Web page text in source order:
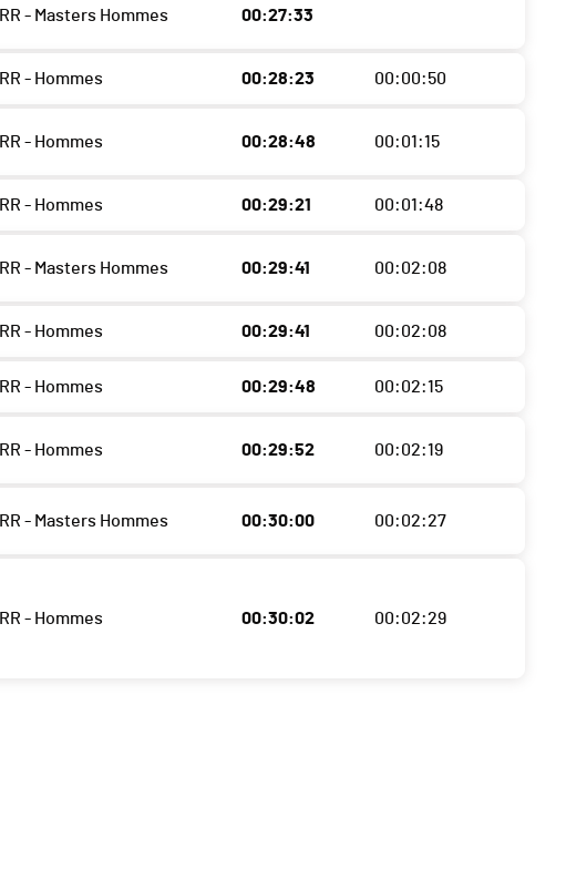
RR - Masters Hommes 00:27:33
RR - Hommes 00:28:23 00:00:50
RR - Hommes 00:28:48 00:01:15
RR - Hommes 00:29:21 00:01:48
RR - Masters Hommes 00:29:41 00:02:08
RR - Hommes 00:29:41 00:02:08
RR - Hommes 00:29:48 00:02:15
RR - Hommes 00:29:52 00:02:19
RR - Masters Hommes 00:30:00 00:02:27
RR - Hommes 00:30:02 00:02:29